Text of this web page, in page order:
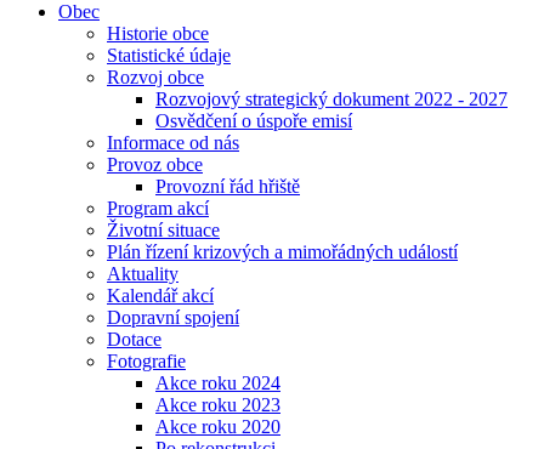
Obec
Historie obce
Statistické údaje
Rozvoj obce
Rozvojový strategický dokument 2022 - 2027
Osvědčení o úspoře emisí
Informace od nás
Provoz obce
Provozní řád hřiště
Program akcí
Životní situace
Plán řízení krizových a mimořádných událostí
Aktuality
Kalendář akcí
Dopravní spojení
Dotace
Fotografie
Akce roku 2024
Akce roku 2023
Akce roku 2020